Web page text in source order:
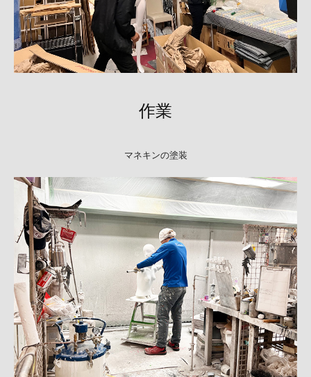
作業
マネキンの塗装